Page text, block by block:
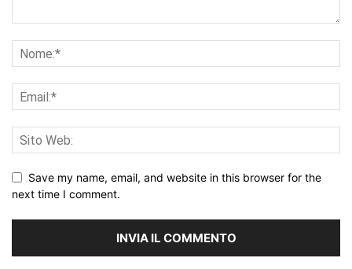
Save my name, email, and website in this browser for the
next time I comment.